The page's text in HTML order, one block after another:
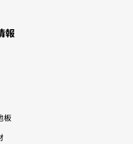
報
板